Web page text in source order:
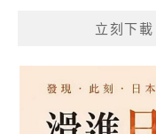
立刻下